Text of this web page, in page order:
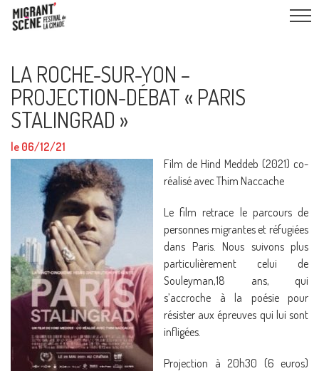
LA ROCHE-SUR-YON –
PROJECTION-DÉBAT « PARIS
STALINGRAD »
le 06/12/21
Film de Hind Meddeb (2021) co-
réalisé avec Thim Naccache
Le film retrace le parcours de
personnes migrantes et réfugiées
dans Paris. Nous suivons plus
particulièrement celui de
Souleyman,18 ans, qui
s’accroche à la poésie pour
résister aux épreuves qui lui sont
infligées.
Projection à 20h30 (6 euros)